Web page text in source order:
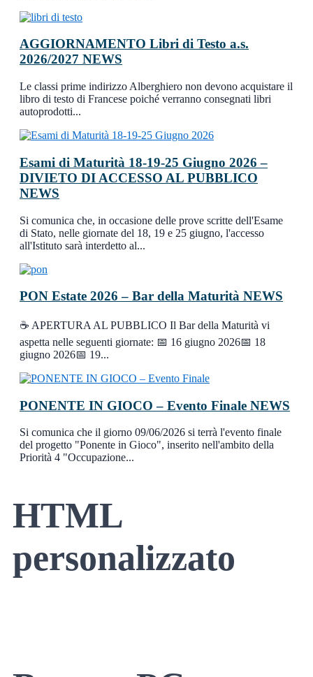
AGGIORNAMENTO Libri di Testo a.s.
2026/2027 NEWS
Le classi prime indirizzo Alberghiero non devono acquistare il
libro di testo di Francese poiché verranno consegnati libri
autoprodotti...
Esami di Maturità 18-19-25 Giugno 2026 –
DIVIETO DI ACCESSO AL PUBBLICO
NEWS
Si comunica che, in occasione delle prove scritte dell'Esame
di Stato, nelle giornate del 18, 19 e 25 giugno, l'accesso
all'Istituto sarà interdetto al...
PON Estate 2026 – Bar della Maturità NEWS
☕ APERTURA AL PUBBLICO Il Bar della Maturità vi
aspetta nelle seguenti giornate: 📅 16 giugno 2026📅 18
giugno 2026📅 19...
PONENTE IN GIOCO – Evento Finale NEWS
Si comunica che il giorno 09/06/2026 si terrà l'evento finale
del progetto "Ponente in Gioco", inserito nell'ambito della
Priorità 4 "Occupazione...
HTML
personalizzato